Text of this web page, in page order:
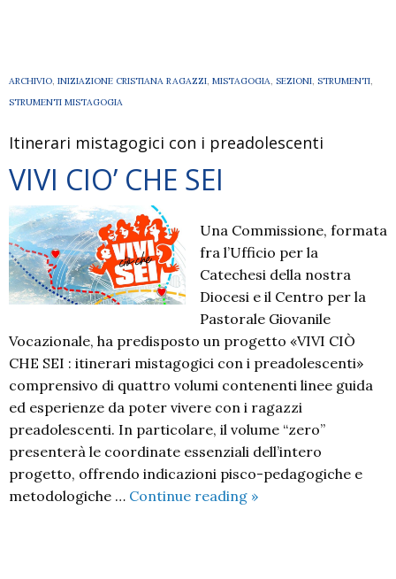
ARCHIVIO, INIZIAZIONE CRISTIANA RAGAZZI, MISTAGOGIA, SEZIONI, STRUMENTI,
STRUMENTI MISTAGOGIA
Itinerari mistagogici con i preadolescenti
VIVI CIO’ CHE SEI
Una Commissione, formata
fra l’Ufficio per la
Catechesi della nostra
Diocesi e il Centro per la
Pastorale Giovanile
Vocazionale, ha predisposto un progetto «VIVI CIÒ
CHE SEI : itinerari mistagogici con i preadolescenti»
comprensivo di quattro volumi contenenti linee guida
ed esperienze da poter vivere con i ragazzi
preadolescenti. In particolare, il volume “zero”
presenterà le coordinate essenziali dell’intero
progetto, offrendo indicazioni pisco-pedagogiche e
metodologiche … Continue reading VIVI
»